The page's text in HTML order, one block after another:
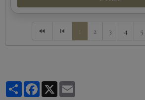
1 2 3 4 5
PartagerFacebook
X